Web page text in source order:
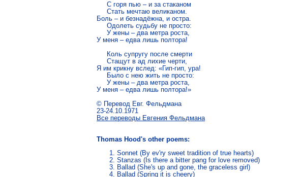
     С горя пью – и за стаканом
     Стать мечтаю великаном.
Боль – и безнадёжна, и остра.
     Одолеть судьбу не просто:
     У жены – два метра роста,
У меня – едва лишь полтора!
     Коль супругу после смерти
     Стащут в ад лихие черти,
Я им крикну вслед: «Гип-гип, ура!
     Было с нею жить не просто:
     У жены – два метра роста,
У меня – едва лишь полтора!»
© Перевод Евг. Фельдмана
Все переводы Евгения Фельдмана
Thomas Hood's other poems:
Sonnet (By ev'ry sweet tradition of true hearts)
Stanzas (Is there a bitter pang for love removed)
Ballad (She's up and gone, the graceless girl)
Ballad (Spring it is cheery)